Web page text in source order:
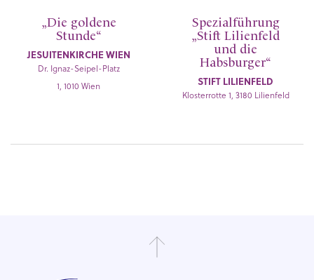
„Die goldene
Stunde“
JESUITENKIRCHE WIEN
Dr. Ignaz-Seipel-Platz
1, 1010 Wien
Spezialführung
„Stift Lilienfeld
und die
Habsburger“
STIFT LILIENFELD
Klosterrotte 1, 3180 Lilienfeld